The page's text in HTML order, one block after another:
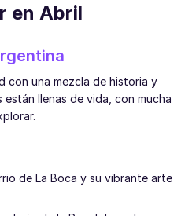
en Abril
con una mezcla de historia y
están llenas de vida, con mucha
de La Boca y su vibrante arte